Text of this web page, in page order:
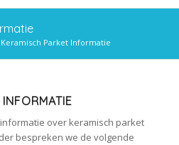
Keramisch Parket Informatie
over keramisch parket
bespreken we de volgende